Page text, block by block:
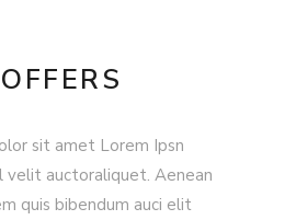
sit amet Lorem Ipsn
velit auctoraliquet. Aenean
quis bibendum auci elit